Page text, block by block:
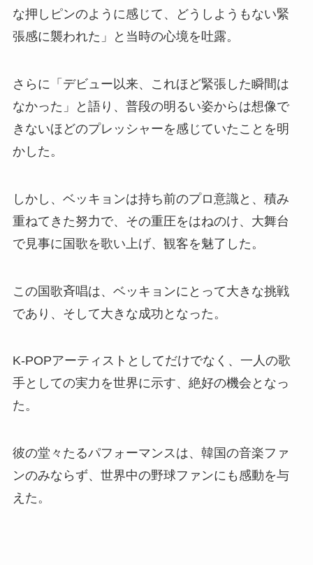
な押しピンのように感じて、どうしようもない緊
張感に襲われた」と当時の心境を吐露。
さらに「デビュー以来、これほど緊張した瞬間は
なかった」と語り、普段の明るい姿からは想像で
きないほどのプレッシャーを感じていたことを明
かした。
しかし、ベッキョンは持ち前のプロ意識と、積み
重ねてきた努力で、その重圧をはねのけ、大舞台
で見事に国歌を歌い上げ、観客を魅了した。
この国歌斉唱は、ベッキョンにとって大きな挑戦
であり、そして大きな成功となった。
K-POPアーティストとしてだけでなく、一人の歌
手としての実力を世界に示す、絶好の機会となっ
た。
彼の堂々たるパフォーマンスは、韓国の音楽ファ
ンのみならず、世界中の野球ファンにも感動を与
えた。